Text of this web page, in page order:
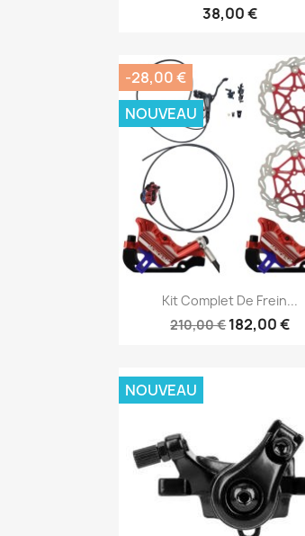
38,00 €
Aperçu rapide
Kit Complet De Frein...
210,00 €182,00 €
-28,00 €
NOUVEAU
NOUVEAU